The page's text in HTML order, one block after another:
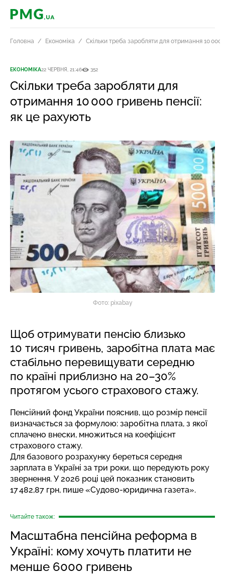
PMG.ua
Головна Економіка Скільки треба заробляти для отримання 10 000
ЕКОНОМІКА22 ЧЕРВНЯ, 21:46 352
Скільки треба заробляти для
отримання 10 000 гривень пенсії:
як це рахують
Фото: pixabay
Щоб отримувати пенсію близько
10 тисяч гривень, заробітна плата має
стабільно перевищувати середню
по країні приблизно на 20–30%
протягом усього страхового стажу.
Пенсійний фонд України пояснив, що розмір пенсії
визначається за формулою: заробітна плата, з якої
сплачено внески, множиться на коефіцієнт
страхового стажу.
Для базового розрахунку береться середня
зарплата в Україні за три роки, що передують року
звернення. У 2026 році цей показник становить
17 482,87 грн, пише «Судово-юридична газета».
Читайте також:
Масштабна пенсійна реформа в
Україні: кому хочуть платити не
менше 6000 гривень